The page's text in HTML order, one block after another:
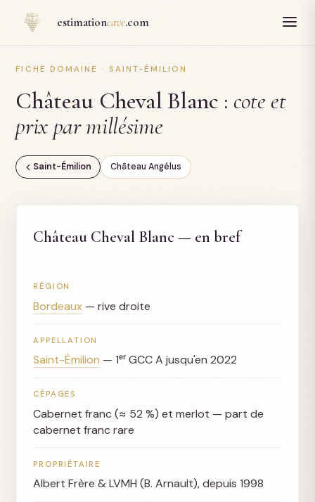
estimationcave.com
FICHE DOMAINE · SAINT-ÉMILION
Château Cheval Blanc : cote et
prix par millésime
Saint-Émilion Château Angélus
Château Cheval Blanc — en bref
RÉGION
Bordeaux — rive droite
APPELLATION
Saint-Émilion — 1ᵉʳ GCC A jusqu'en 2022
CÉPAGES
Cabernet franc (≈ 52 %) et merlot — part de
cabernet franc rare
PROPRIÉTAIRE
Albert Frère & LVMH (B. Arnault), depuis 1998